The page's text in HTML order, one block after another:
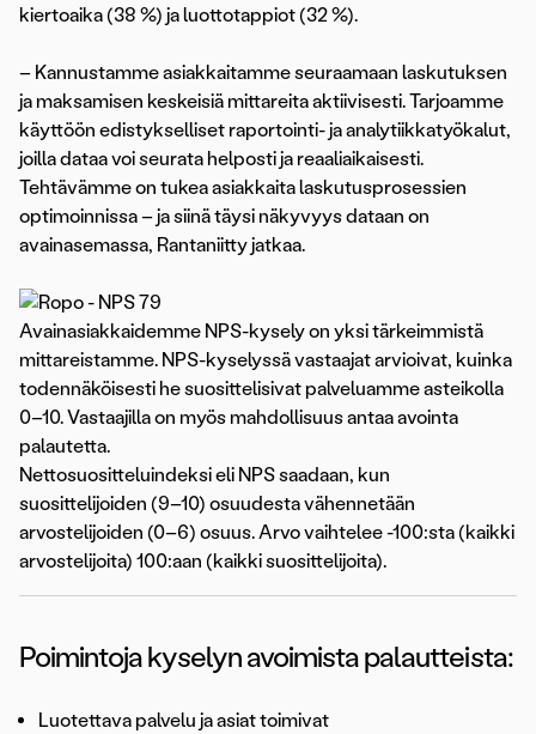
kiertoaika (38 %) ja luottotappiot (32 %).
– Kannustamme asiakkaitamme seuraamaan laskutuksen
ja maksamisen keskeisiä mittareita aktiivisesti. Tarjoamme
käyttöön edistykselliset raportointi- ja analytiikkatyökalut,
joilla dataa voi seurata helposti ja reaaliaikaisesti.
Tehtävämme on tukea asiakkaita laskutusprosessien
optimoinnissa – ja siinä täysi näkyvyys dataan on
avainasemassa, Rantaniitty jatkaa.
Avainasiakkaidemme NPS-kysely on yksi tärkeimmistä
mittareistamme. NPS-kyselyssä vastaajat arvioivat, kuinka
todennäköisesti he suosittelisivat palveluamme asteikolla
0–10. Vastaajilla on myös mahdollisuus antaa avointa
palautetta.
Nettosuositteluindeksi eli NPS saadaan, kun
suosittelijoiden (9–10) osuudesta vähennetään
arvostelijoiden (0–6) osuus. Arvo vaihtelee -100:sta (kaikki
arvostelijoita) 100:aan (kaikki suosittelijoita).
Poimintoja kyselyn avoimista palautteista:
Luotettava palvelu ja asiat toimivat